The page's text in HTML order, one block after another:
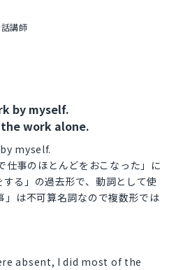
講師
by myself.
work alone.
myself.
仕事のほとんどをおこなった」に
る」の過去形で、動詞として使
は不可算名詞なので複数形では
absent, I did most of the